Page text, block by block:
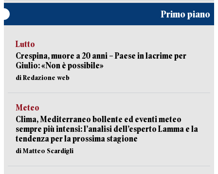
Primo piano
Lutto
Crespina, muore a 20 anni – Paese in lacrime per
Giulio: «Non è possibile»
di Redazione web
Meteo
Clima, Mediterraneo bollente ed eventi meteo
sempre più intensi: l’analisi dell’esperto Lamma e la
tendenza per la prossima stagione
di Matteo Scardigli